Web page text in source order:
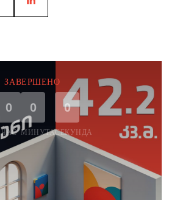
ЗАВЕРШЕНО
0
ЧАС
0
МИНУТА
0
СЕКУНДА